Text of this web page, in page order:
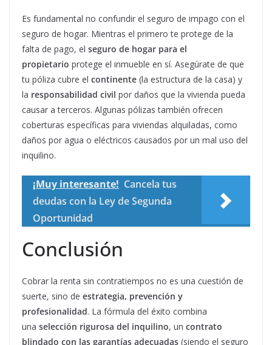
Es fundamental no confundir el seguro de impago con el
seguro de hogar. Mientras el primero te protege de la
falta de pago, el seguro de hogar para el
propietario protege el inmueble en sí. Asegúrate de que
tu póliza cubre el continente (la estructura de la casa) y
la responsabilidad civil por daños que la vivienda pueda
causar a terceros. Algunas pólizas también ofrecen
coberturas específicas para viviendas alquiladas, como
daños por agua o eléctricos causados por un mal uso del
inquilino.
¡Muy interesante! Cancela tus
deudas con la Ley de Segunda
Oportunidad
Conclusión
Cobrar la renta sin contratiempos no es una cuestión de
suerte, sino de estrategia, prevención y
profesionalidad. La fórmula del éxito combina
una selección rigurosa del inquilino, un contrato
blindado con las garantías adecuadas (siendo el seguro